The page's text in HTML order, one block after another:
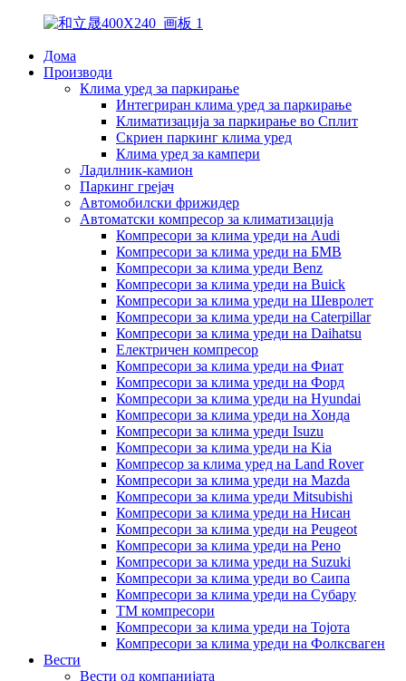
Дома
Производи
Клима уред за паркирање
Интегриран клима уред за паркирање
Климатизација за паркирање во Сплит
Скриен паркинг клима уред
Клима уред за кампери
Ладилник-камион
Паркинг грејач
Автомобилски фрижидер
Автоматски компресор за климатизација
Компресори за клима уреди на Audi
Компресори за клима уреди на БМВ
Компресори за клима уреди Benz
Компресори за клима уреди на Buick
Компресори за клима уреди на Шевролет
Компресори за клима уреди на Caterpillar
Компресори за клима уреди на Daihatsu
Електричен компресор
Компресори за клима уреди на Фиат
Компресори за клима уреди на Форд
Компресори за клима уреди на Hyundai
Компресори за клима уреди на Хонда
Компресори за клима уреди Isuzu
Компресори за клима уреди на Kia
Компресор за клима уред на Land Rover
Компресори за клима уреди на Mazda
Компресори за клима уреди Mitsubishi
Компресори за клима уреди на Нисан
Компресори за клима уреди на Peugeot
Компресори за клима уреди на Рено
Компресори за клима уреди на Suzuki
Компресори за клима уреди во Саипа
Компресори за клима уреди на Субару
ТМ компресори
Компресори за клима уреди на Тојота
Компресори за клима уреди на Фолксваген
Вести
Вести од компанијата